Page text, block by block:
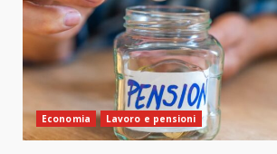
Economia Lavoro e pensioni